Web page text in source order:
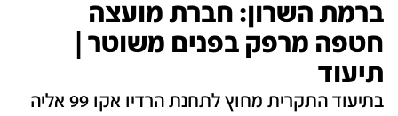
ברמת השרון: חברת מועצה
חטפה מרפק בפנים משוטר |
תיעוד
בתיעוד התקרית מחוץ לתחנת הרדיו אקו 99 אליה